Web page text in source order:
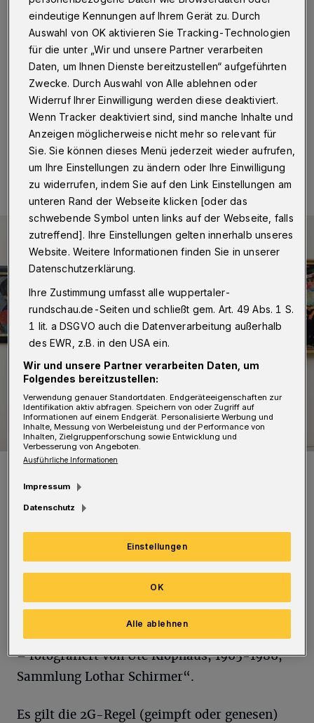
Wuppertal·Das Wuppertaler Von der Heydt-Museum
hat Heiligabend, am ersten Weihnachtstag und an
Silvester geschlossen. Geöffnet ist es am zweiten
Weihnachtstag von 11 bis 18 Uhr und an Neujahr von
14 bis 18 Uhr.
21.12.2021 , 08:30 Uhr Eine Minute Lesezeit
Symbolbild.
Zu sehen sind zurzeit drei Ausstellungen:
„Brücke und Blauer Reiter“, „Goldene Zeiten
– die Sammlung der Niederländer und ihrer
Geschichte(n)“ sowie „Joseph Beuys: Aktionen
– fotografiert von Ute Klophaus, 1965-1986,
Sammlung Lothar Schirmer“.
Es gilt die 2G-Regel (geimpft oder genesen)
eindeutige Kennungen auf Ihrem Gerät zu. Durch
Auswahl von OK aktivieren Sie Tracking-Technologien
für die unter „Wir und unsere Partner verarbeiten
Daten, um Ihnen Dienste bereitzustellen“ aufgeführten
Zwecke. Durch Auswahl von Alle ablehnen oder
Widerruf Ihrer Einwilligung werden diese deaktiviert.
Wenn Tracker deaktiviert sind, sind manche Inhalte und
Anzeigen möglicherweise nicht mehr so relevant für
Sie. Sie können dieses Menü jederzeit wieder aufrufen,
um Ihre Einstellungen zu ändern oder Ihre Einwilligung
zu widerrufen, indem Sie auf den Link Einstellungen am
unteren Rand der Webseite klicken [oder das
schwebende Symbol unten links auf der Webseite, falls
zutreffend]. Ihre Einstellungen gelten innerhalb unseres
Website. Weitere Informationen finden Sie in unserer
Datenschutzerklärung.
Ihre Zustimmung umfasst alle wuppertaler-
rundschau.de-Seiten und schließt gem. Art. 49 Abs. 1 S.
1 lit. a DSGVO auch die Datenverarbeitung außerhalb
des EWR, z.B. in den USA ein.
Wir und unsere Partner verarbeiten Daten, um
Folgendes bereitzustellen:
Verwendung genauer Standortdaten. Endgeräteeigenschaften zur
Identifikation aktiv abfragen. Speichern von oder Zugriff auf
Informationen auf einem Endgerät. Personalisierte Werbung und
Inhalte, Messung von Werbeleistung und der Performance von
Inhalten, Zielgruppenforschung sowie Entwicklung und
Verbesserung von Angeboten.
Ausführliche Informationen
Impressum
Datenschutz
Einstellungen
Alle ablehnen
OK